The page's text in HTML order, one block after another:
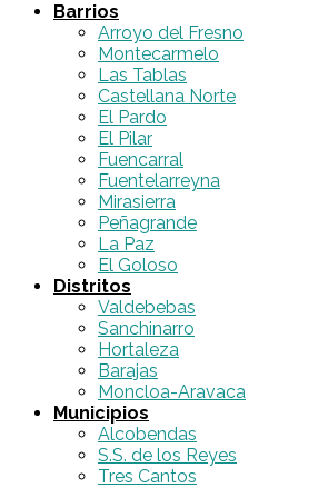
Barrios
Arroyo del Fresno
Montecarmelo
Las Tablas
Castellana Norte
El Pardo
El Pilar
Fuencarral
Fuentelarreyna
Mirasierra
Peñagrande
La Paz
El Goloso
Distritos
Valdebebas
Sanchinarro
Hortaleza
Barajas
Moncloa-Aravaca
Municipios
Alcobendas
S.S. de los Reyes
Tres Cantos